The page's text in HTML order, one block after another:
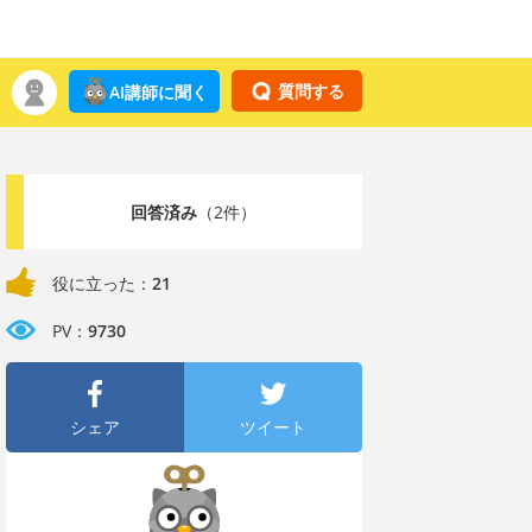
質問する
AI講師に聞く
回答済み（2件）
役に立った： 21
PV： 9730
シェア ツイート